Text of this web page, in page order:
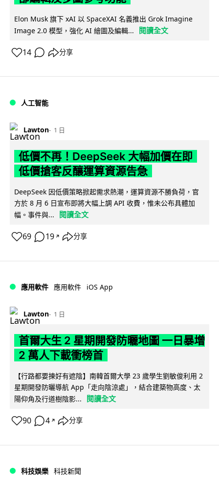
Elon Musk 旗下 xAI 以 SpaceXAI 名義推出 Grok Imagine
Image 2.0 模型，強化 AI 繪圖及編輯...
閱讀全文
14 分享
人工智能
Lawton 1 日
低價不再！DeepSeek 大幅加價在即
低價搶客反釀運算資源告急
DeepSeek 因低價策略掀起需求熱潮，運算資源不勝負荷，官
方於 8 月 6 日宣布即將大幅上調 API 收費，惟未公布具體加
幅。事件與...
閱讀全文
69 19 ↗ 分享
應用軟件 應用軟件 iOS App
Lawton 1 日
首爾大生 2 星期開發防曬地圖 一日暴增
2 萬人下載衝榜首
【行路都要揀好有遮陰】南韓首爾大學 23 歲學生劉敏俊利用 2
星期開發防曬導航 App「走向陰涼處」，結合建築物高度、太
陽仰角及行道樹陰影...
閱讀全文
90 4 ↗ 分享
科技娛樂 科技新聞